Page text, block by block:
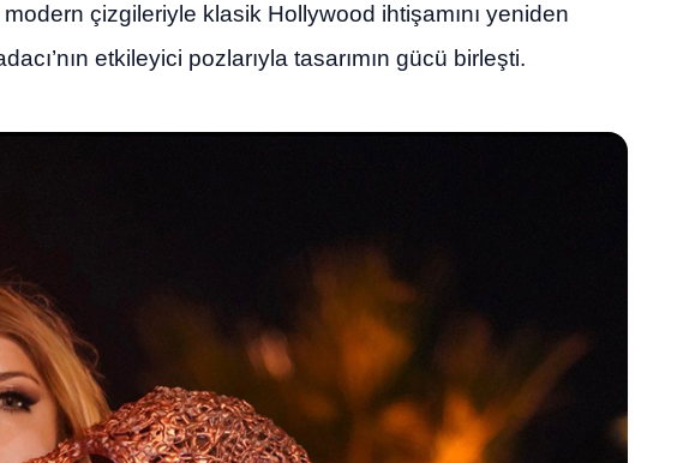
modern çizgileriyle klasik Hollywood ihtişamını yeniden
etkileyici pozlarıyla tasarımın gücü birleşti.